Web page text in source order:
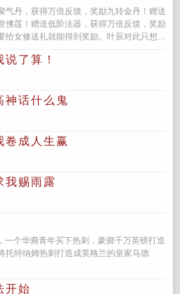
气丹，获得万倍反馈，奖励九转金丹！赠送
佛莲！赠送低阶法器，获得万倍反馈，奖励
给女修送礼就能得到奖励。叶辰对此只想
了算！
神话什么鬼
卷成人生赢
我赐雨露
个华裔青年买下热刺，豪掷千万英镑打造
托特纳姆热刺打造成英格兰的皇家马德
开始